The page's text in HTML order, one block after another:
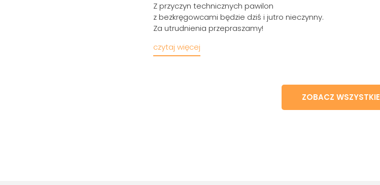
Z przyczyn technicznych pawilon
z bezkręgowcami będzie dziś i jutro nieczynny.
Za utrudnienia przepraszamy!
czytaj więcej
ZOBACZ WSZYSTKIE